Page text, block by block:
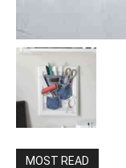
MOST READ